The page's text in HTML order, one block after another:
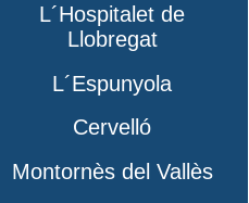
L´Hospitalet de
Llobregat
L´Espunyola
Cervelló
Montornès del Vallès